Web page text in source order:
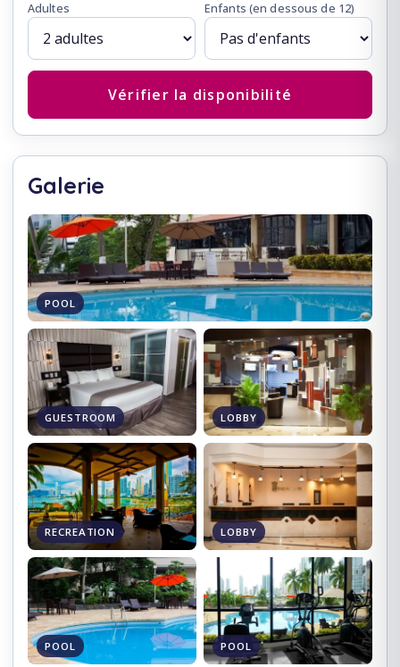
Adultes Enfants (en dessous de 12)
Vérifier la disponibilité
Galerie
POOL
GUESTROOM LOBBY
RECREATION LOBBY
POOL POOL